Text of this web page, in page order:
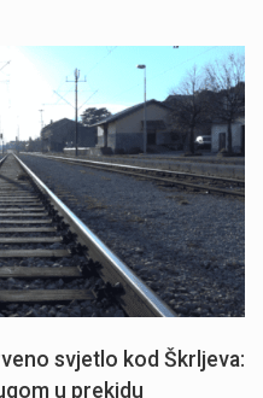
svjetlo kod Škrljeva:
u prekidu